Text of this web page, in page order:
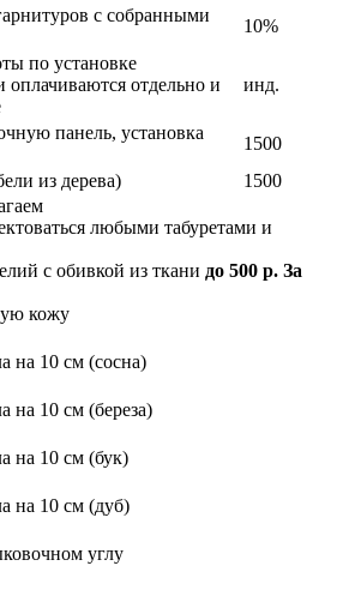
с собранными
10%
по установке
оплачиваются отдельно и
инд.
панель, установка
1500
из дерева)
1500
любыми табуретами и
с обивкой из ткани до 500 р. За
кожу
на 10 см (сосна)
на 10 см (береза)
на 10 см (бук)
на 10 см (дуб)
углу